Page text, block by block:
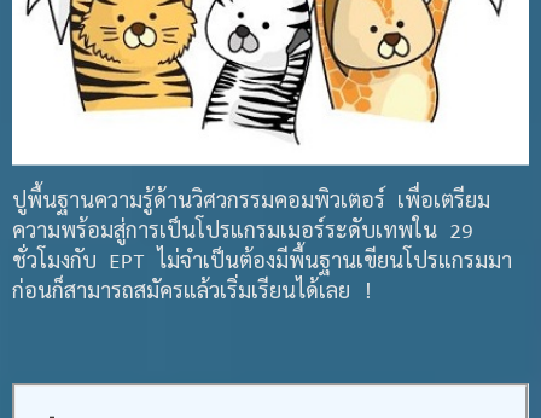
ปูพื้นฐานความรู้ด้านวิศวกรรมคอมพิวเตอร์ เพื่อเตรียม
ความพร้อมสู่การเป็นโปรแกรมเมอร์ระดับเทพใน 29
ชั่วโมงกับ EPT ไม่จำเป็นต้องมีพื้นฐานเขียนโปรแกรมมา
ก่อนก็สามารถสมัครแล้วเริ่มเรียนได้เลย !